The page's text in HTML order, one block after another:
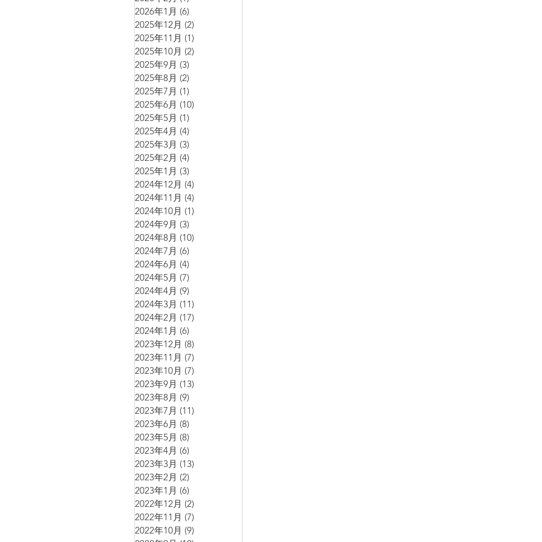
2026年1月 (6)
2025年12月 (2)
2025年11月 (1)
2025年10月 (2)
2025年9月 (3)
2025年8月 (2)
2025年7月 (1)
2025年6月 (10)
2025年5月 (1)
2025年4月 (4)
2025年3月 (3)
2025年2月 (4)
2025年1月 (3)
2024年12月 (4)
2024年11月 (4)
2024年10月 (1)
2024年9月 (3)
2024年8月 (10)
2024年7月 (6)
2024年6月 (4)
2024年5月 (7)
2024年4月 (9)
2024年3月 (11)
2024年2月 (17)
2024年1月 (6)
2023年12月 (8)
2023年11月 (7)
2023年10月 (7)
2023年9月 (13)
2023年8月 (9)
2023年7月 (11)
2023年6月 (8)
2023年5月 (8)
2023年4月 (6)
2023年3月 (13)
2023年2月 (2)
2023年1月 (6)
2022年12月 (2)
2022年11月 (7)
2022年10月 (9)